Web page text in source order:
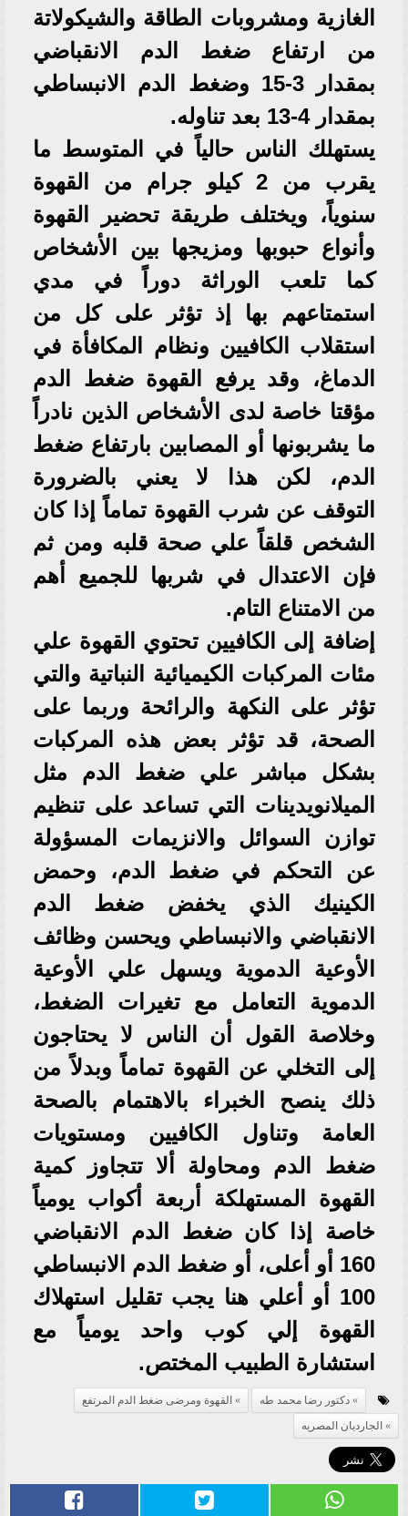
الغازية ومشروبات الطاقة والشيكولاتة
من ارتفاع ضغط الدم الانقباضي
بمقدار 3-15 وضغط الدم الانبساطي
بمقدار 4-13 بعد تناوله.
يستهلك الناس حالياً في المتوسط ما
يقرب من 2 كيلو جرام من القهوة
سنوياً، ويختلف طريقة تحضير القهوة
وأنواع حبوبها ومزيجها بين الأشخاص
كما تلعب الوراثة دوراً في مدي
استمتاعهم بها إذ تؤثر على كل من
استقلاب الكافيين ونظام المكافأة في
الدماغ، وقد يرفع القهوة ضغط الدم
مؤقتا خاصة لدى الأشخاص الذين نادراً
ما يشربونها أو المصابين بارتفاع ضغط
الدم، لكن هذا لا يعني بالضرورة
التوقف عن شرب القهوة تماماً إذا كان
الشخص قلقاً علي صحة قلبه ومن ثم
فإن الاعتدال في شربها للجميع أهم
من الامتناع التام.
إضافة إلى الكافيين تحتوي القهوة علي
مئات المركبات الكيميائية النباتية والتي
تؤثر على النكهة والرائحة وربما على
الصحة، قد تؤثر بعض هذه المركبات
بشكل مباشر علي ضغط الدم مثل
الميلانويدينات التي تساعد على تنظيم
توازن السوائل والانزيمات المسؤولة
عن التحكم في ضغط الدم، وحمض
الكينيك الذي يخفض ضغط الدم
الانقباضي والانبساطي ويحسن وظائف
الأوعية الدموية ويسهل علي الأوعية
الدموية التعامل مع تغيرات الضغط،
وخلاصة القول أن الناس لا يحتاجون
إلى التخلي عن القهوة تماماً وبدلاً من
ذلك ينصح الخبراء بالاهتمام بالصحة
العامة وتناول الكافيين ومستويات
ضغط الدم ومحاولة ألا تتجاوز كمية
القهوة المستهلكة أربعة أكواب يومياً
خاصة إذا كان ضغط الدم الانقباضي
160 أو أعلى، أو ضغط الدم الانبساطي
100 أو أعلي هنا يجب تقليل استهلاك
القهوة إلي كوب واحد يومياً مع
استشارة الطبيب المختص.
دكتور رضا محمد طه
القهوة ومرضى ضغط الدم المرتفع
الجارديان المصريه